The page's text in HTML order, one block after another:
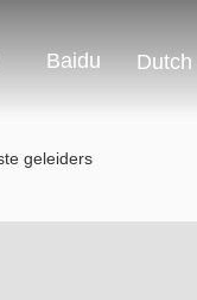
Baidu Dutch
geleiders